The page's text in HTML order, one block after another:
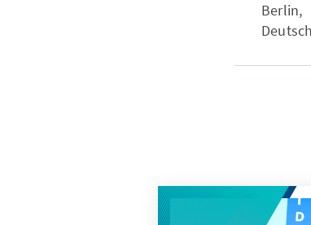
Berlin,